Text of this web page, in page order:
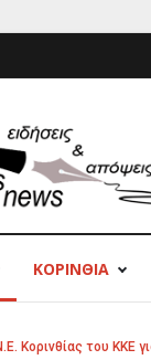
ΚΟΡΙΝΘΙΑ
Κορινθίας του ΚΚΕ